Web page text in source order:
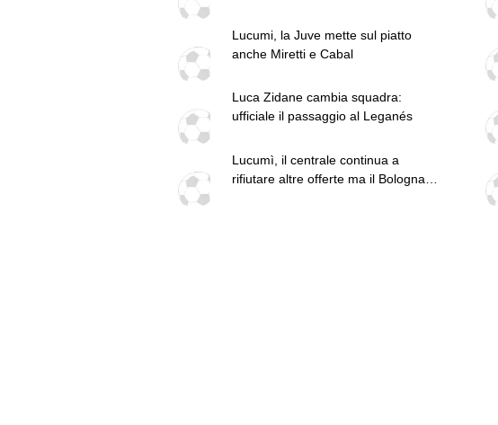
Lucumi, la Juve mette sul piatto
anche Miretti e Cabal
Luca Zidane cambia squadra:
ufficiale il passaggio al Leganés
Lucumì, il centrale continua a
rifiutare altre offerte ma il Bologna